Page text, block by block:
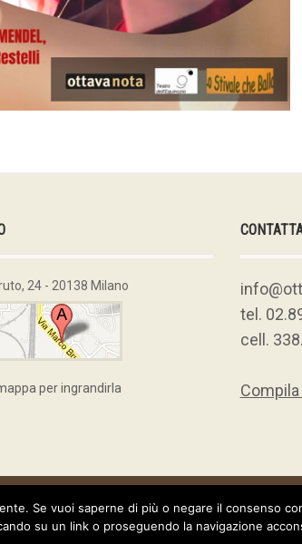
24 - 20138 Milano
per ingrandirla
tel.
cell.
Se vuoi saperne di più o negare il consenso
su un link o proseguendo la navigazione